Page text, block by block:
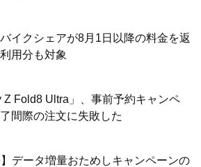
イクシェアが8月1日以降の料金を返
用分も対象
Z Fold8 Ultra」、事前予約キャンペ
間際の注文に失敗した
】データ増量おためしキャンペーンの